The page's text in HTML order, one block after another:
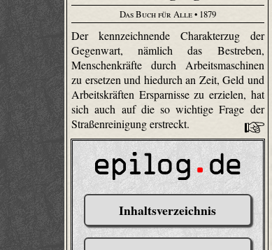
Das Buch für Alle• 1879
Der kennzeichnende Charakterzug der
Gegenwart, nämlich das Bestreben,
Menschenkräfte durch Arbeitsmaschinen
zu ersetzen und hiedurch an Zeit, Geld und
Arbeitskräften Ersparnisse zu erzielen, hat
sich auch auf die so wichtige Frage der
Straßenreinigung erstreckt.
Inhaltsverzeichnis